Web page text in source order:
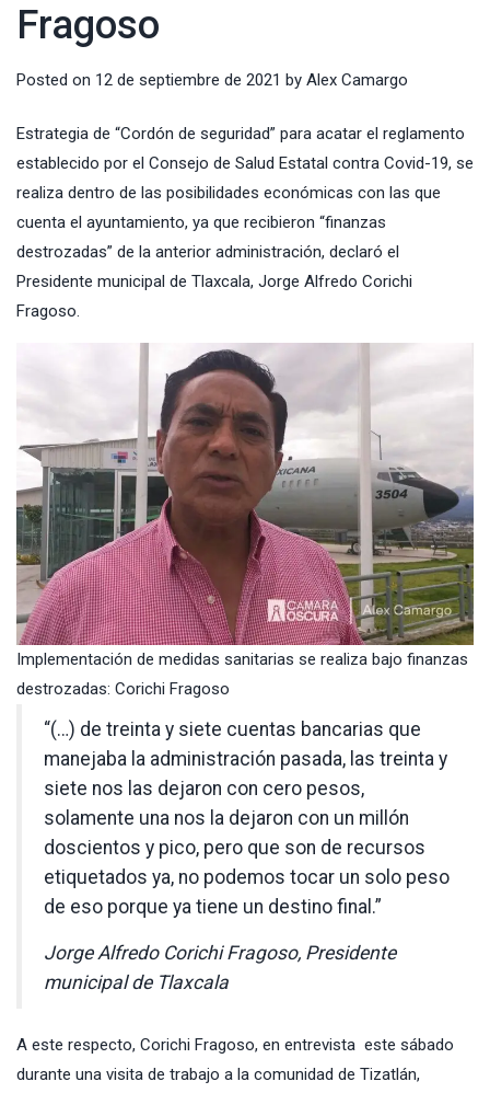
Fragoso
Posted on 12 de septiembre de 2021 by Alex Camargo
Estrategia de “Cordón de seguridad” para acatar el reglamento
establecido por el Consejo de Salud Estatal contra Covid-19, se
realiza dentro de las posibilidades económicas con las que
cuenta el ayuntamiento, ya que recibieron “finanzas
destrozadas” de la anterior administración, declaró el
Presidente municipal de Tlaxcala, Jorge Alfredo Corichi
Fragoso.
Implementación de medidas sanitarias se realiza bajo finanzas
destrozadas: Corichi Fragoso
“(…) de treinta y siete cuentas bancarias que
manejaba la administración pasada, las treinta y
siete nos las dejaron con cero pesos,
solamente una nos la dejaron con un millón
doscientos y pico, pero que son de recursos
etiquetados ya, no podemos tocar un solo peso
de eso porque ya tiene un destino final.”
Jorge Alfredo Corichi Fragoso, Presidente
municipal de Tlaxcala
A este respecto, Corichi Fragoso, en entrevista este sábado
durante una visita de trabajo a la comunidad de Tizatlán,